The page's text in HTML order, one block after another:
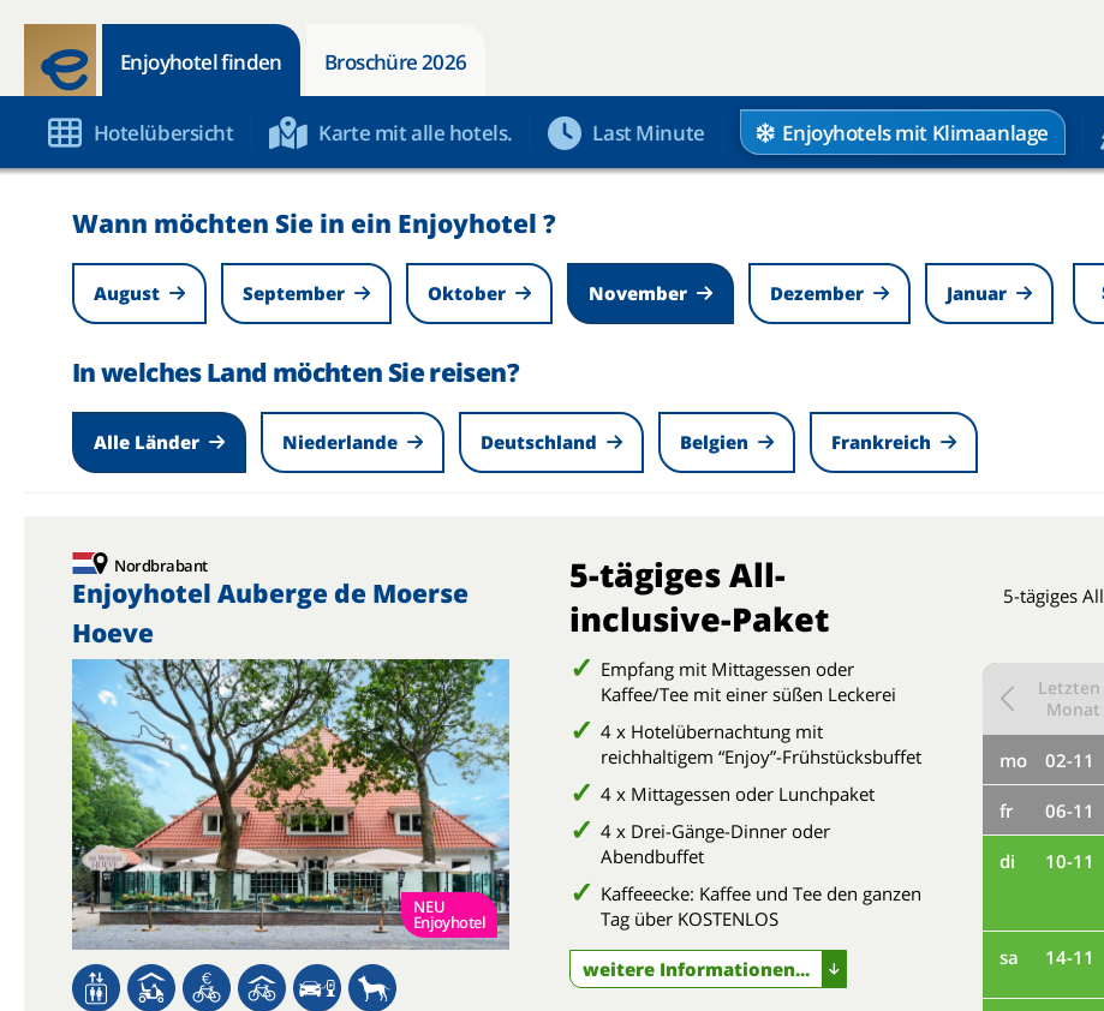
Enjoyhotel finden Broschüre 2026
Hotelübersicht Karte mit alle hotels. Last Minute Enjoyhotels mit Klimaanlage
Wann möchten Sie in ein Enjoyhotel ?
August September Oktober November Dezember Januar
In welches Land möchten Sie reisen?
Alle Länder Niederlande Deutschland Belgien Frankreich
Nordbrabant
Enjoyhotel Auberge de Moerse
Hoeve
NEU
Enjoyhotel
5-tägiges All-
inclusive-Paket
Empfang mit Mittagessen oder
Kaffee/Tee mit einer süßen Leckerei
4 x Hotelübernachtung mit
reichhaltigem “Enjoy”-Frühstücksbuffet
4 x Mittagessen oder Lunchpaket
4 x Drei-Gänge-Dinner oder
Abendbuffet
Kaffeeecke: Kaffee und Tee den ganzen
Tag über KOSTENLOS
weitere Informationen...
5-tägiges
Letzten
Monat
mo 02-11
fr 06-11
di 10-11
sa 14-11